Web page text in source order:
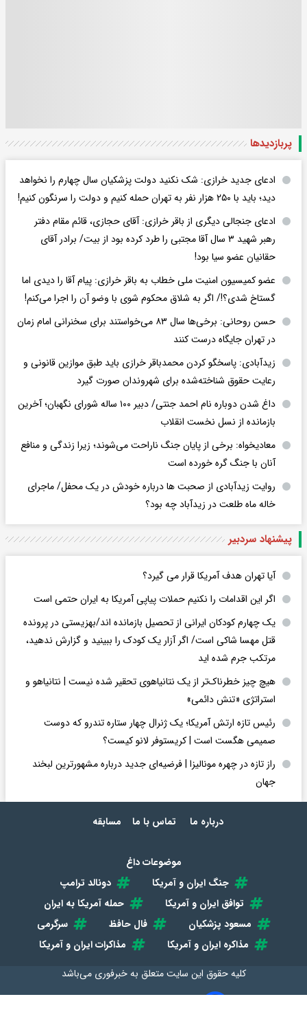
پربازدید‌ها
ادعای جدید خرازی: شک نکنید دولت پزشکیان سال چهارم را نخواهد
دید؛ باید با ۲۵۰ هزار نفر به تهران حمله کنیم و دولت را سرنگون کنیم!
ادعای جنجالی دیگری از باقر خرازی: آقای حجازی، قائم مقام دفتر
رهبر شهید ۳ سال آقا مجتبی را طرد کرده بود از بیت/ برادر آقای
حقانیان عضو سیا بود!
عضو کمیسیون امنیت ملی خطاب به باقر خرازی: پیام آقا را دیدی اما
گستاخ شدی؟!/ اگر به شلاق محکوم شوی با وضو آن را اجرا می‌کنم!
حسن روحانی: برخی‌ها سال ۸۳ می‌خواستند برای سخنرانی امام زمان
در تهران جایگاه درست کنند
زیدآبادی: پاسخگو کردن محمدباقر خرازی باید طبق موازین قانونی و
رعایت حقوق شناخته‌شده برای شهروندان صورت گیرد
داغ شدن دوباره نام احمد جنتی/ دبیر ۱۰۰ ساله شورای نگهبان؛ آخرین
بازمانده از نسل نخست انقلاب
معادیخواه: برخی از پایان جنگ ناراحت می‌شوند؛ زیرا زندگی و منافع
آنان با جنگ گره خورده است
روایت زیدآبادی از صحبت ها درباره خودش در یک محفل/ ماجرای
خاله ماه طلعت در زیدآباد چه بود؟
پیشنهاد سردبیر
آیا تهران هدف آمریکا قرار می گیرد؟
اگر این اقدامات را نکنیم حملات پیاپی آمریکا به ایران حتمی است
یک چهارم کودکان ایرانی از تحصیل بازمانده اند/بهزیستی در پرونده
قتل مهسا شاکی است/ اگر آزار یک کودک را ببینید و گزارش ندهید،
مرتکب جرم شده اید
هیچ چیز خطرناک‌تر از یک نتانیاهوی تحقیر شده نیست | نتانیاهو و
استراتژی «تنش دائمی»
رئیس تازه ارتش آمریکا؛ یک ژنرال چهار ستاره تندرو که دوست
صمیمی هگست است | کریستوفر لانو کیست؟
راز تازه در چهره مونالیزا | فرضیه‌ای جدید درباره مشهورترین لبخند
جهان
درباره ما تماس با ما مسابقه
موضوعات داغ
جنگ ایران و آمریکا
دونالد ترامپ
توافق ایران و آمریکا
حمله آمریکا به ایران
مسعود پزشکیان
فال حافظ
سرگرمی
مذاکره ایران و آمریکا
مذاکرات ایران و آمریکا
کلیه حقوق این سایت متعلق بهخبرفوری می‌باشد